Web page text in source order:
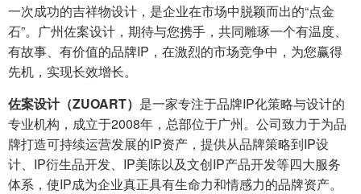
一次成功的吉祥物设计，是企业在市场中脱颖而出的“点金
石”。广州佐案设计，期待与您携手，共同雕琢一个有温度、
有故事、有价值的品牌IP，在激烈的市场竞争中，为您赢得
先机，实现长效增长。
佐案设计（ZUOART） 是一家专注于品牌IP化策略与设计的
专业机构，成立于2008年，总部位于广州。公司致力于为品
牌打造可持续运营发展的IP资产，提供从品牌策略到IP设
计、IP衍生品开发、IP美陈以及文创IP产品开发等四大服务
体系，使IP成为企业真正具有生命力和情感力的品牌资产。